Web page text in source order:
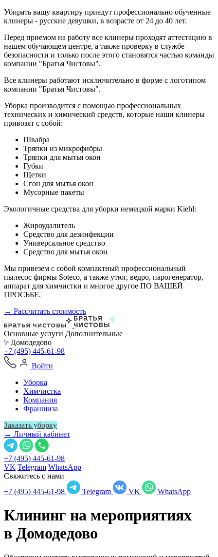
Убирать вашу квартиру приедут профессионально обученные
клинеры - русские девушки, в возрасте от 24 до 40 лет.
Перед приемом на работу все клинеры проходят аттестацию в
нашем обучающем центре, а также проверку в службе
безопасности и только после этого становятся частью команды
компании "Братья Чистовы".
Все клинеры работают исключительно в форме с логотипом
компании "Братья Чистовы".
Уборка производится с помощью профессиональных
технических и химический средств, которые наши клинеры
привозят с собой:
Швабра
Тряпки из микрофибры
Тряпки для мытья окон
Губки
Щетки
Сгон для мытья окон
Мусорные пакеты
Экологичные средства для уборки немецкой марки Kiehl:
Жироудалитель
Средство для дезинфекции
Универсальное средство
Средство для мытья окон
Мы привезем с собой компактный профессиональный
пылесос фирмы Soteco, а также утюг, ведро, парогенератор,
аппарат для химчистки и многое другое ПО ВАШЕЙ
ПРОСЬБЕ.
→ Рассчитать стоимость
Основные услуги Дополнительные
Домодедово
+7 (495) 445-61-98
Войти
Уборка
Химчистка
Компания
Франшиза
Заказать уборку
→ Личный кабинет
+7 (495) 445-61-98
VK Telegram WhatsApp
Свяжитесь с нами
+7 (495) 445-61-98
Telegram VK WhatsApp
Клининг на мероприятиях
в Домодедово